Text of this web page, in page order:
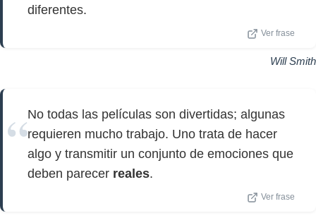
diferentes.
Ver frase
Will Smith
No todas las películas son divertidas; algunas
requieren mucho trabajo. Uno trata de hacer
algo y transmitir un conjunto de emociones que
deben parecer reales.
Ver frase